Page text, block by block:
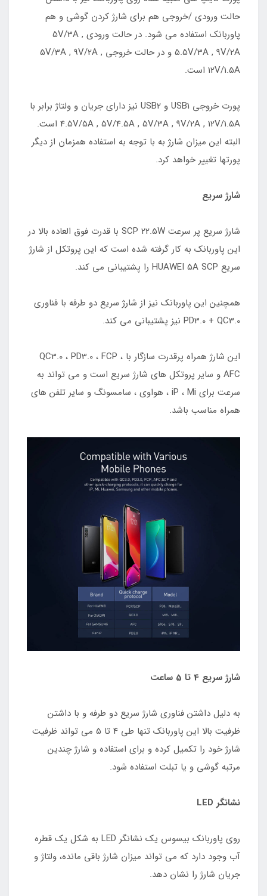
حالت ورودی /خروجی هم برای شارژ کردن گوشی و هم
پاوربانک استفاده می شود. در حالت ورودی 5V/3A ,
5.5V/3A , 9V/2A و در حالت خروجی 5V/3A , 9V/2A ,
12V/1.5A است.
پورت خروجی USB1 و USB2 نیز دارای جریان و ولتاژ برابر با
4.5V/5A , 5V/4.5A , 5V/3A , 9V/2A , 12V/1.5A است.
البته این میزان شارژ به با توجه به استفاده همزمان از دیگر
پورتها تغییر خواهد کرد.
شارژ سریع
شارژ سریع پر سرعت SCP 22.5W با قدرت فوق العاده بالا در
این پاوربانک به کار گرفته شده است که این پروتکل از شارژ
سریع HUAWEI 5A SCP را پشتیبانی می کند.
همچنین این پاوربانک نیز از شارژ سریع دو طرفه با فناوری
PD3.0 + QC3.0 نیز پشتیبانی می کند.
این شارژ همراه پرقدرت سازگار با QC3.0 ، PD3.0 ، FCP ،
AFC و سایر پروتکل های شارژ سریع است و می تواند به
سرعت برای iP ، Mi ، هواوی ، سامسونگ و سایر تلفن های
همراه مناسب باشد.
شارژ سریع 4 تا 5 ساعت
به دلیل داشتن فناوری شارژ سریع دو طرفه و با داشتن
ظرفیت بالا این پاوربانک تنها طی 4 تا 5 می تواند ظرفیت
شارژ خود را تکمیل کرده و برای استفاده و شارژ چندین
مرتبه گوشی و یا تبلت استفاده شود.
نشانگر LED
روی پاوربانک بیسوس یک نشانگر LED به شکل یک قطره
آب وجود دارد که می تواند میزان شارژ باقی مانده، ولتاژ و
جریان شارژ را نشان دهد.